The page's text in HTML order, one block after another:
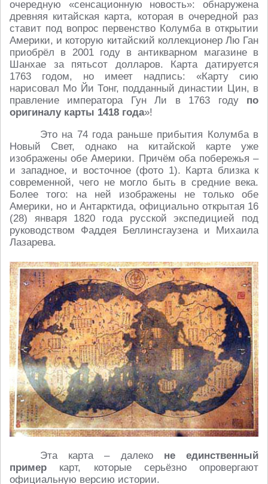
очередную «сенсационную новость»: обнаружена
древняя китайская карта, которая в очередной раз
ставит под вопрос первенство Колумба в открытии
Америки, и которую китайский коллекционер Лю Ган
приобрёл в 2001 году в антикварном магазине в
Шанхае за пятьсот долларов. Карта датируется
1763 годом, но имеет надпись: «Карту сию
нарисовал Мо Йи Тонг, подданный династии Цин, в
правление императора Гун Ли в 1763 году по
оригиналу карты 1418 года»!
Это на 74 года раньше прибытия Колумба в
Новый Свет, однако на китайской карте уже
изображены обе Америки. Причём оба побережья –
и западное, и восточное (фото 1). Карта близка к
современной, чего не могло быть в средние века.
Более того: на ней изображены не только обе
Америки, но и Антарктида, официально открытая 16
(28) января 1820 года русской экспедицией под
руководством Фаддея Беллинсгаузена и Михаила
Лазарева.
Эта карта – далеко не единственный
пример карт, которые серьёзно опровергают
официальную версию истории.